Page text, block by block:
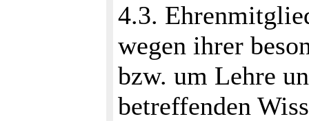
4.3.
wegen ihrer
bzw. um Lehre
betreffenden